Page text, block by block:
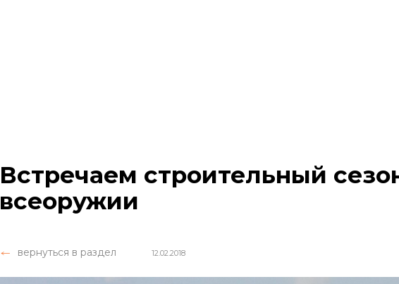
Встречаем строительный
всеоружии
вернуться в раздел 12.02.2018